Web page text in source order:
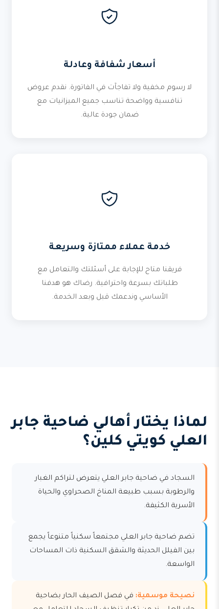
أسعار شفافة وعادلة
لا رسوم مخفية ولا تفاجآت في الفاتورة. نقدم عروض
تنافسية وواضحة تناسب جميع الميزانيات مع
ضمان جودة عالية.
خدمة عملاء ممتازة وسريعة
فريقنا متاح للإجابة على أسئلتك والتعامل مع
طلباتك بسرعة واحترافية. رضاك هو هدفنا
الأساسي وندعمك قبل وبعد الخدمة.
لماذا يختار أهالي ضاحية جابر
العلي كويتي كلين؟
السجاد في ضاحية جابر العلي يتعرض لتراكم الغبار
والرطوبة بسبب طبيعة المناخ الصحراوي والحياة
الأسرية الكثيفة.
تضم ضاحية جابر العلي مجتمعاً سكنياً متنوعاً يجمع
بين الفيلل الحديثة والشقق السكنية ذات المساحات
الواسعة.
نصيحة موسمية: في فصل الصيف الحار بضاحية